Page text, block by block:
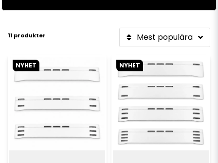
11 produkter Mest populära
NYHET NYHET